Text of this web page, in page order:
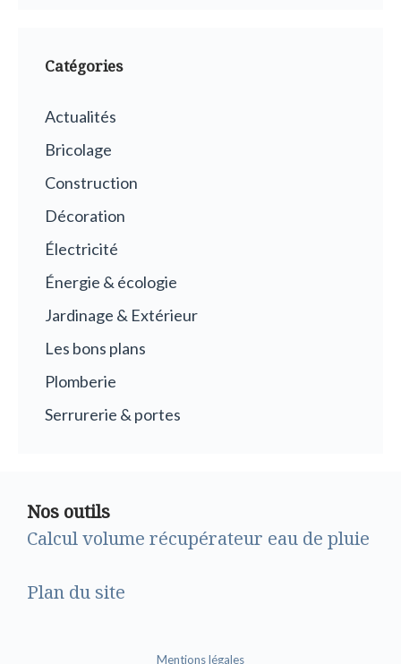
Catégories
Actualités
Bricolage
Construction
Décoration
Électricité
Énergie & écologie
Jardinage & Extérieur
Les bons plans
Plomberie
Serrurerie & portes
Nos outils
Calcul volume récupérateur eau de pluie
Plan du site
Mentions légales